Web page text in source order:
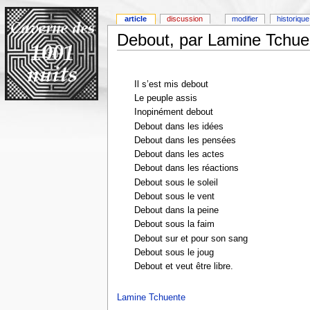
Debout, par Lamine
Il s’est mis debout
Le peuple assis
Inopinément debout
Debout dans les idées
Debout dans les pensées
Debout dans les actes
Debout dans les réactions
Debout sous le soleil
Debout sous le vent
Debout dans la peine
Debout sous la faim
Debout sur et pour son sang
Debout sous le joug
Debout et veut être libre.
Lamine Tchuente
article discussion modifier historique